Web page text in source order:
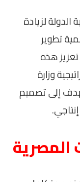
لزيادة
تطوير
هذه
وزارة
تهدف إلى تصميم
المصرية